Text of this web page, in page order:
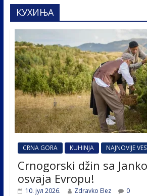
КУХИЊА
CRNA GORA KUHINJA NAJNOVIJE
Crnogorski džin sa
osvaja Evropu!
10. јул 2026. Zdravko Elez 0